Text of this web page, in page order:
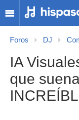
Foros DJ
IA
que